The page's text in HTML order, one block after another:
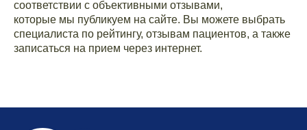
соответствии с объективными отзывами,
которые мы публикуем на сайте. Вы можете выбрать
специалиста по рейтингу, отзывам пациентов, а также
записаться на прием через интернет.